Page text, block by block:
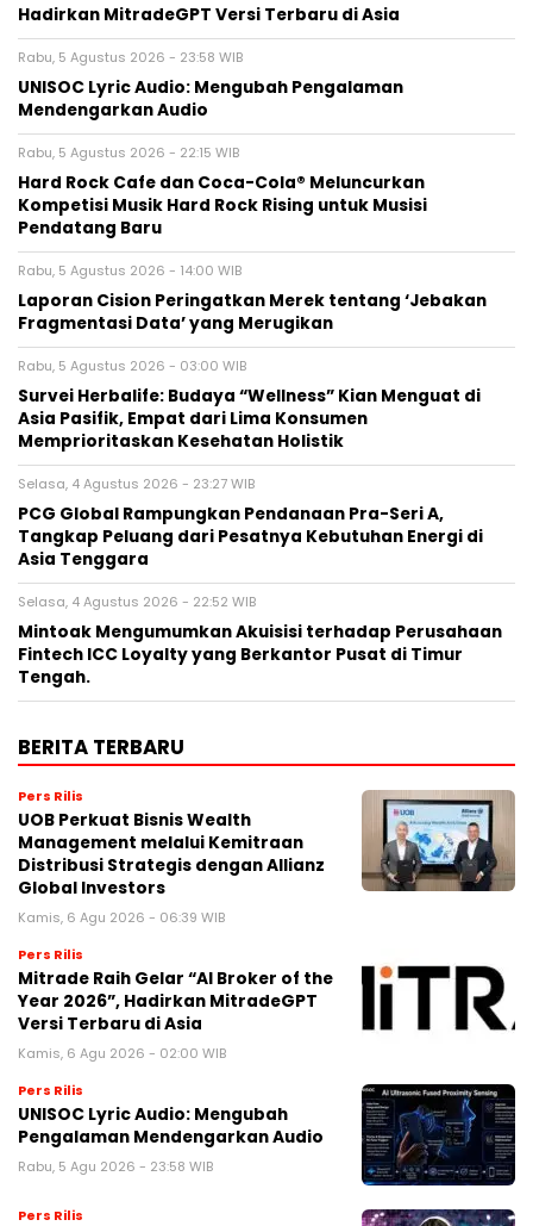
Hadirkan MitradeGPT Versi Terbaru di Asia
Rabu, 5 Agustus 2026 - 23:58 WIB
UNISOC Lyric Audio: Mengubah Pengalaman
Mendengarkan Audio
Rabu, 5 Agustus 2026 - 22:15 WIB
Hard Rock Cafe dan Coca-Cola® Meluncurkan
Kompetisi Musik Hard Rock Rising untuk Musisi
Pendatang Baru
Rabu, 5 Agustus 2026 - 14:00 WIB
Laporan Cision Peringatkan Merek tentang ‘Jebakan
Fragmentasi Data’ yang Merugikan
Rabu, 5 Agustus 2026 - 03:00 WIB
Survei Herbalife: Budaya “Wellness” Kian Menguat di
Asia Pasifik, Empat dari Lima Konsumen
Memprioritaskan Kesehatan Holistik
Selasa, 4 Agustus 2026 - 23:27 WIB
PCG Global Rampungkan Pendanaan Pra-Seri A,
Tangkap Peluang dari Pesatnya Kebutuhan Energi di
Asia Tenggara
Selasa, 4 Agustus 2026 - 22:52 WIB
Mintoak Mengumumkan Akuisisi terhadap Perusahaan
Fintech ICC Loyalty yang Berkantor Pusat di Timur
Tengah.
BERITA TERBARU
Pers Rilis
UOB Perkuat Bisnis Wealth
Management melalui Kemitraan
Distribusi Strategis dengan Allianz
Global Investors
Kamis, 6 Agu 2026 - 06:39 WIB
Pers Rilis
Mitrade Raih Gelar “AI Broker of the
Year 2026”, Hadirkan MitradeGPT
Versi Terbaru di Asia
Kamis, 6 Agu 2026 - 02:00 WIB
Pers Rilis
UNISOC Lyric Audio: Mengubah
Pengalaman Mendengarkan Audio
Rabu, 5 Agu 2026 - 23:58 WIB
Pers Rilis